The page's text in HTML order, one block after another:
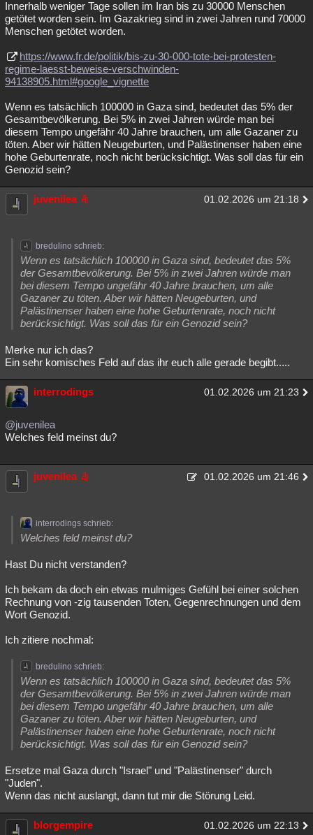
Innerhalb weniger Tage sollen im Iran bis zu 30000 Menschen
getötet worden sein. Im Gazakrieg sind in zwei Jahren rund 70000
Menschen getötet worden.
https://www.fr.de/politik/bis-zu-30-000-tote-bei-protesten-
regime-laesst-beweise-verschwinden-
94138905.html#google_vignette
Wenn es tatsächlich 100000 in Gaza sind, bedeutet das 5% der
Gesamtbevölkerung. Bei 5% in zwei Jahren würde man bei
diesem Tempo ungefähr 40 Jahre brauchen, um alle Gazaner zu
töten. Aber wir hätten Neugeburten, und Palästinenser haben eine
hohe Geburtenrate, noch nicht berücksichtigt. Was soll das für ein
Genozid sein?
juvenilea 01.02.2026 um 21:18
bredulino schrieb:
Wenn es tatsächlich 100000 in Gaza sind, bedeutet das 5%
der Gesamtbevölkerung. Bei 5% in zwei Jahren würde man
bei diesem Tempo ungefähr 40 Jahre brauchen, um alle
Gazaner zu töten. Aber wir hätten Neugeburten, und
Palästinenser haben eine hohe Geburtenrate, noch nicht
berücksichtigt. Was soll das für ein Genozid sein?
Merke nur ich das?
Ein sehr komisches Feld auf das ihr euch alle gerade begibt.....
interrodings 01.02.2026 um 21:23
@juvenilea
Welches feld meinst du?
juvenilea 01.02.2026 um 21:46
interrodings schrieb:
Welches feld meinst du?
Hast Du nicht verstanden?
Ich bekam da doch ein etwas mulmiges Gefühl bei einer solchen
Rechnung von -zig tausenden Toten, Gegenrechnungen und dem
Wort Genozid.
Ich zitiere nochmal:
bredulino schrieb:
Wenn es tatsächlich 100000 in Gaza sind, bedeutet das 5%
der Gesamtbevölkerung. Bei 5% in zwei Jahren würde man
bei diesem Tempo ungefähr 40 Jahre brauchen, um alle
Gazaner zu töten. Aber wir hätten Neugeburten, und
Palästinenser haben eine hohe Geburtenrate, noch nicht
berücksichtigt. Was soll das für ein Genozid sein?
Ersetze mal Gaza durch "Israel" und "Palästinenser" durch
"Juden".
Wenn das nicht auslangt, dann tut mir die Störung Leid.
blorgempire 01.02.2026 um 22:13